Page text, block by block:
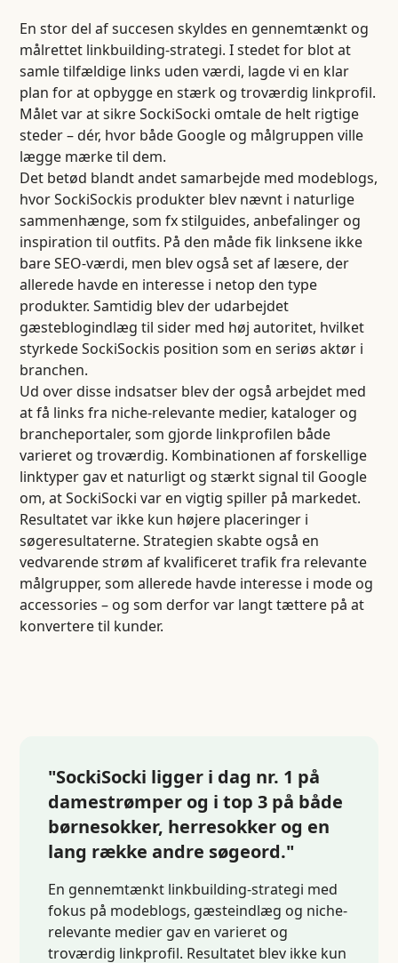
En stor del af succesen skyldes en gennemtænkt og
målrettet linkbuilding-strategi. I stedet for blot at
samle tilfældige links uden værdi, lagde vi en klar
plan for at opbygge en stærk og troværdig linkprofil.
Målet var at sikre SockiSocki omtale de helt rigtige
steder – dér, hvor både Google og målgruppen ville
lægge mærke til dem.
Det betød blandt andet samarbejde med modeblogs,
hvor SockiSockis produkter blev nævnt i naturlige
sammenhænge, som fx stilguides, anbefalinger og
inspiration til outfits. På den måde fik linksene ikke
bare SEO-værdi, men blev også set af læsere, der
allerede havde en interesse i netop den type
produkter. Samtidig blev der udarbejdet
gæsteblogindlæg til sider med høj autoritet, hvilket
styrkede SockiSockis position som en seriøs aktør i
branchen.
Ud over disse indsatser blev der også arbejdet med
at få links fra niche-relevante medier, kataloger og
brancheportaler, som gjorde linkprofilen både
varieret og troværdig. Kombinationen af forskellige
linktyper gav et naturligt og stærkt signal til Google
om, at SockiSocki var en vigtig spiller på markedet.
Resultatet var ikke kun højere placeringer i
søgeresultaterne. Strategien skabte også en
vedvarende strøm af kvalificeret trafik fra relevante
målgrupper, som allerede havde interesse i mode og
accessories – og som derfor var langt tættere på at
konvertere til kunder.
"SockiSocki ligger i dag nr. 1 på
damestrømper og i top 3 på både
børnesokker, herresokker og en
lang række andre søgeord."
En gennemtænkt linkbuilding-strategi med
fokus på modeblogs, gæsteindlæg og niche-
relevante medier gav en varieret og
troværdig linkprofil. Resultatet blev ikke kun